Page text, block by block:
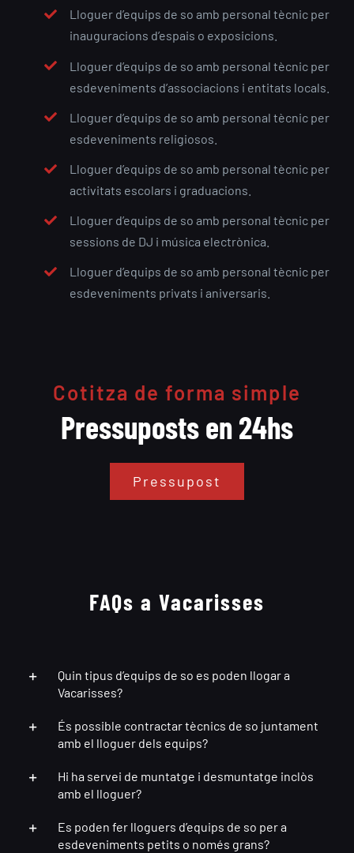
Lloguer d’equips de so amb personal tècnic per
inauguracions d’espais o exposicions.
Lloguer d’equips de so amb personal tècnic per
esdeveniments d’associacions i entitats locals.
Lloguer d’equips de so amb personal tècnic per
esdeveniments religiosos.
Lloguer d’equips de so amb personal tècnic per
activitats escolars i graduacions.
Lloguer d’equips de so amb personal tècnic per
sessions de DJ i música electrònica.
Lloguer d’equips de so amb personal tècnic per
esdeveniments privats i aniversaris.
Cotitza de forma simple
Pressuposts en 24hs
Pressupost
FAQs a Vacarisses
Quin tipus d’equips de so es poden llogar a
Vacarisses?
És possible contractar tècnics de so juntament
amb el lloguer dels equips?
Hi ha servei de muntatge i desmuntatge inclòs
amb el lloguer?
Es poden fer lloguers d’equips de so per a
esdeveniments petits o només grans?